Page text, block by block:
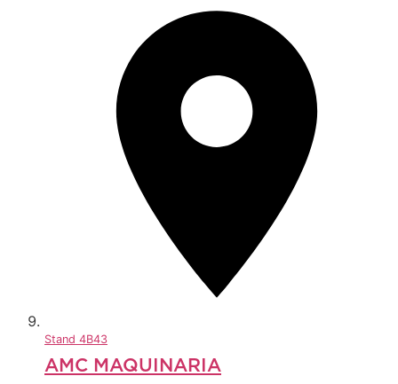
Stand 4B43
AMC MAQUINARIA